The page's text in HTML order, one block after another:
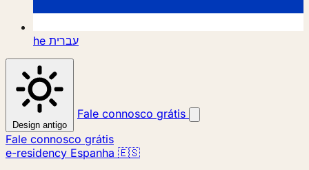
he עברית
Design antigo
Fale connosco grátis
Fale connosco grátis
e-residency Espanha 🇪🇸